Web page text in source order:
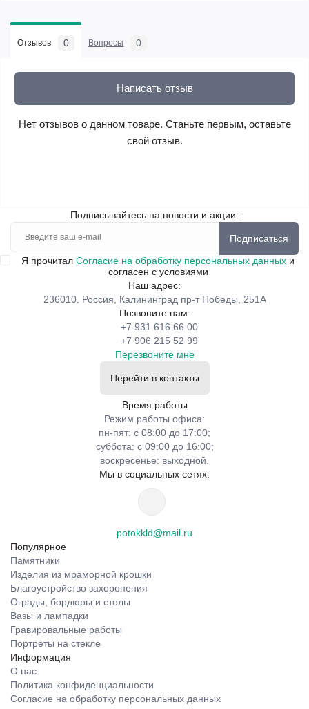
Отзывов 0 Вопросы 0
Написать отзыв
Нет отзывов о данном товаре. Станьте первым, оставьте
свой отзыв.
Подписывайтесь на новости и акции:
Подписаться
Я прочитал Согласие на обработку персональных данных и
согласен с условиями
Наш адрес:
236010. Россия, Калининград пр-т Победы, 251А
Позвоните нам:
+7 931 616 66 00
+7 906 215 52 99
Перезвоните мне
Перейти в контакты
Время работы
Режим работы офиса:
пн-пят: с 08:00 до 17:00;
суббота: с 09:00 до 16:00;
воскресенье: выходной.
Мы в социальных сетях:
potokkld@mail.ru
Популярное
Памятники
Изделия из мраморной крошки
Благоустройство захоронения
Ограды, бордюры и столы
Вазы и лампадки
Гравировальные работы
Портреты на стекле
Информация
О нас
Политика конфиденциальности
Согласие на обработку персональных данных